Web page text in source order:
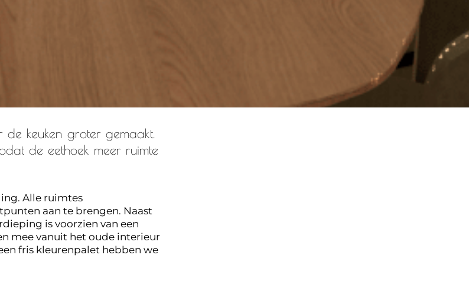
keuken groter gemaakt.
de eethoek meer ruimte
Alle ruimtes
aan te brengen. Naast
is voorzien van een
mee vanuit het oude interieur
fris kleurenpalet hebben we